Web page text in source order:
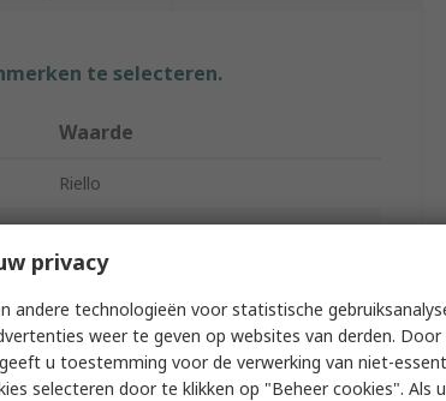
te selecteren.
Waarde
Riello
Net Power
Line Interactive
1000VA
privacy
andere technologieën voor statistische
weer te geven op websites van derden. Door
u toestemming voor de verwerking van niet-
selecteren door te klikken op "Beheer cookies". Als